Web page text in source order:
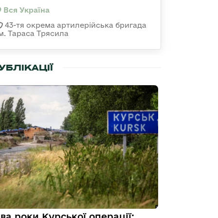
Вся Україна
43-тя окрема артилерійська бригада
Тараса Трясила